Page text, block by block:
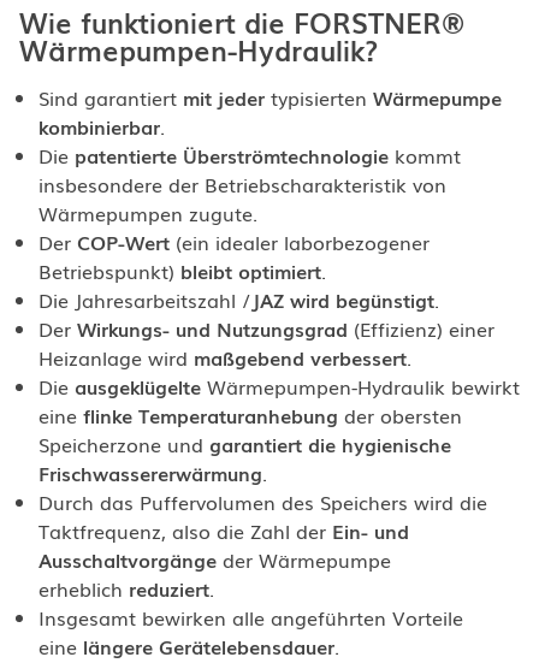
Wie funktioniert die FORSTNER®
Wärmepumpen-Hydraulik?
Sind garantiert mit jeder typisierten Wärmepumpe
kombinierbar.
Die patentierte Überströmtechnologie kommt
insbesondere der Betriebscharakteristik von
Wärmepumpen zugute.
Der COP-Wert (ein idealer laborbezogener
Betriebspunkt) bleibt optimiert.
Die Jahresarbeitszahl /JAZ wird begünstigt.
Der Wirkungs- und Nutzungsgrad (Effizienz) einer
Heizanlage wird maßgebend verbessert.
Die ausgeklügelte Wärmepumpen-Hydraulik bewirkt
eine flinke Temperaturanhebung der obersten
Speicherzone und garantiert die hygienische
Frischwassererwärmung.
Durch das Puffervolumen des Speichers wird die
Taktfrequenz, also die Zahl der Ein- und
Ausschaltvorgänge der Wärmepumpe
erheblich reduziert.
Insgesamt bewirken alle angeführten Vorteile
eine längere Gerätelebensdauer.